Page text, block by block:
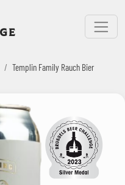
Bruxelles Beer Challenge
Menu
Templin Family Rauch Bier